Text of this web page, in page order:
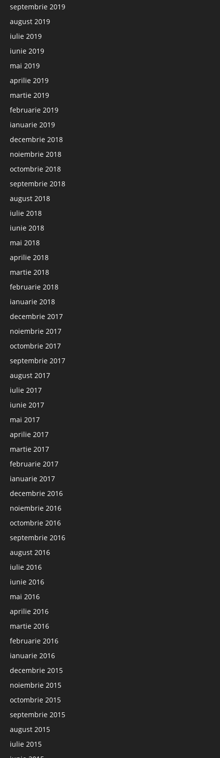
septembrie 2019
august 2019
iulie 2019
iunie 2019
mai 2019
aprilie 2019
martie 2019
februarie 2019
ianuarie 2019
decembrie 2018
noiembrie 2018
octombrie 2018
septembrie 2018
august 2018
iulie 2018
iunie 2018
mai 2018
aprilie 2018
martie 2018
februarie 2018
ianuarie 2018
decembrie 2017
noiembrie 2017
octombrie 2017
septembrie 2017
august 2017
iulie 2017
iunie 2017
mai 2017
aprilie 2017
martie 2017
februarie 2017
ianuarie 2017
decembrie 2016
noiembrie 2016
octombrie 2016
septembrie 2016
august 2016
iulie 2016
iunie 2016
mai 2016
aprilie 2016
martie 2016
februarie 2016
ianuarie 2016
decembrie 2015
noiembrie 2015
octombrie 2015
septembrie 2015
august 2015
iulie 2015